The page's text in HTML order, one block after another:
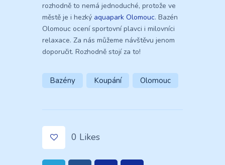
rozhodně to nemá jednoduché, protože ve
městě je i hezký aquapark Olomouc. Bazén
Olomouc ocení sportovní plavci i milovníci
relaxace. Za nás můžeme návštěvu jenom
doporučit. Rozhodně stojí za to!
Bazény Koupání Olomouc
0 Likes